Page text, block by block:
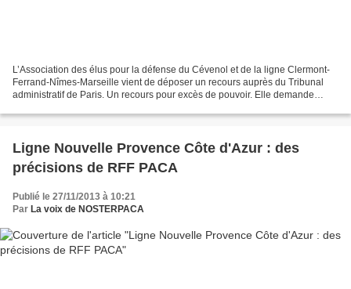
L’Association des élus pour la défense du Cévenol et de la ligne Clermont-
Ferrand-Nîmes-Marseille vient de déposer un recours auprès du Tribunal
administratif de Paris. Un recours pour excès de pouvoir. Elle demande
Ligne Nouvelle Provence Côte d'Azur : des
précisions de RFF PACA
Publié le 27/11/2013 à 10:21
Par La voix de NOSTERPACA